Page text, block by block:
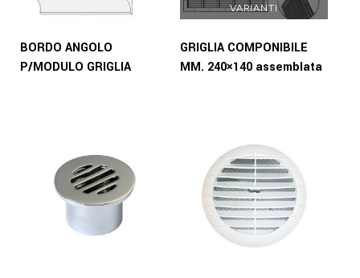
BORDO ANGOLO
P/MODULO GRIGLIA
VARIANTI
GRIGLIA COMPONIBILE
MM. 240×140 assemblata